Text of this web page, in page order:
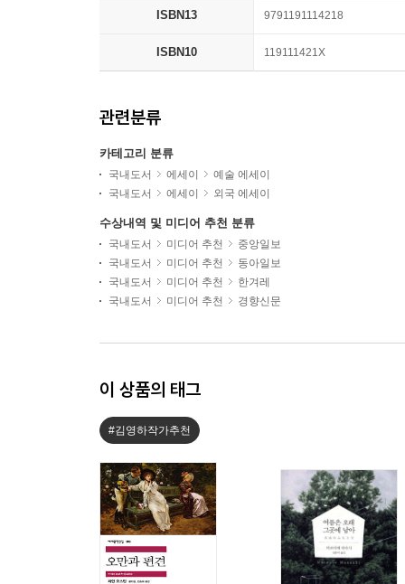
ISBN13 9791191114218
ISBN10 119111421X
관련분류
카테고리 분류
국내도서 에세이
예술 에세이
국내도서
에세이 외국 에세이
수상내역 및 미디어 추천 분류
국내도서 미디어 추천
중앙일보
국내도서
미디어 추천
동아일보
국내도서
미디어 추천
한겨레
국내도서
미디어 추천 경향신문
이 상품의 태그
#김영하작가추천